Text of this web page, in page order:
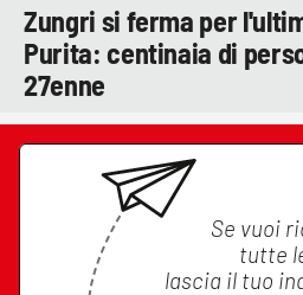
Zungri si ferma per
Purita: centinaia di
27enne
Se vuoi
tutte
lascia il tuo